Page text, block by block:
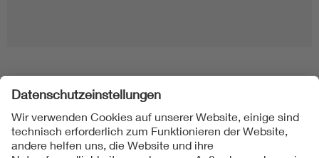
Folgen Sie uns